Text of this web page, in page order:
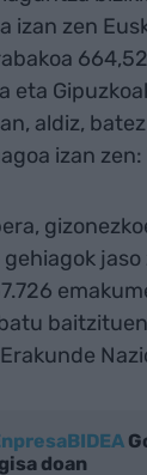
izan zen
eta
aldiz,
izan zen:
gehiagok
doan